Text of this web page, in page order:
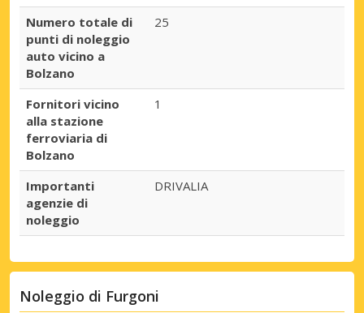
Numero totale di
punti di noleggio
auto vicino a
Bolzano
25
Fornitori vicino
alla stazione
ferroviaria di
Bolzano
1
Importanti
agenzie di
noleggio
DRIVALIA
Noleggio di Furgoni